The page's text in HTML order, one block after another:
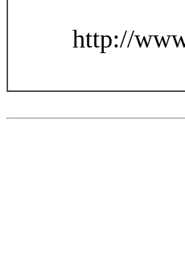
http://